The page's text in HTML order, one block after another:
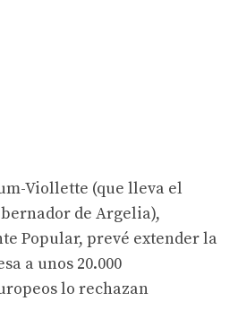
Viollette (que lleva el
de Argelia),
Popular, prevé extender la
a unos 20.000
lo rechazan